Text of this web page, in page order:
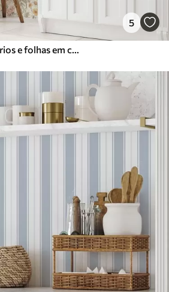
5
Margaridas, peónias, lírios e folhas em cores delicadas